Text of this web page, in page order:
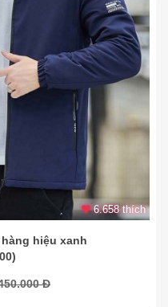
6.658 thích
hiệu xanh
Đ